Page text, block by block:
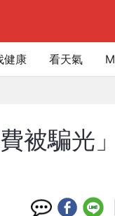
健康 看天氣
被騙光